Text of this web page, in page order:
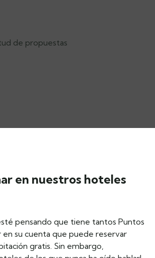
de propuestas
en nuestros hoteles
pensando que tiene tantos Puntos
en su cuenta que puede reservar
gratis. Sin embargo,